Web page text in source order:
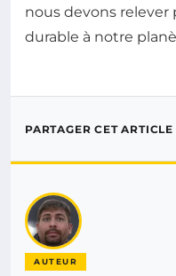
nous devons relever
durable à notre
PARTAGER CET ARTICLE
AUTEUR